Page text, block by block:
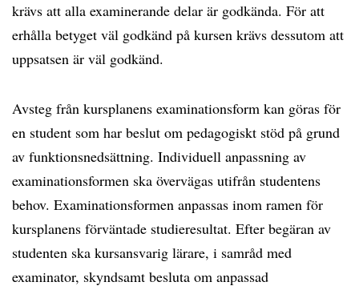
krävs att alla examinerande delar är godkända. För att
erhålla betyget väl godkänd på kursen krävs dessutom att
uppsatsen är väl godkänd.
Avsteg från kursplanens examinationsform kan göras för
en student som har beslut om pedagogiskt stöd på grund
av funktionsnedsättning. Individuell anpassning av
examinationsformen ska övervägas utifrån studentens
behov. Examinationsformen anpassas inom ramen för
kursplanens förväntade studieresultat. Efter begäran av
studenten ska kursansvarig lärare, i samråd med
examinator, skyndsamt besluta om anpassad